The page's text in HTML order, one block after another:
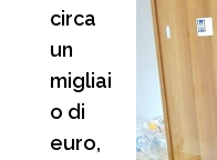
circa
un
migliai
o di
euro,